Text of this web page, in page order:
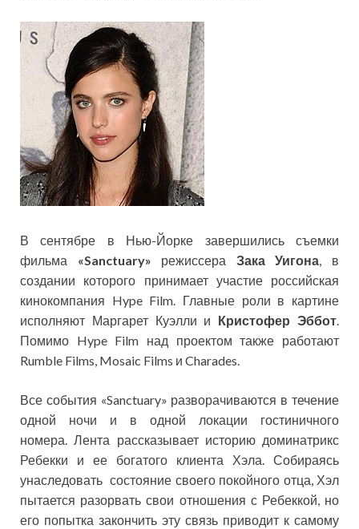
В сентябре в Нью-Йорке завершились съемки
фильма «Sanctuary» режиссера Зака Уигона, в
создании которого принимает участие российская
кинокомпания Hype Film. Главные роли в картине
исполняют Маргарет Куэлли и Кристофер Эббот.
Помимо Hype Film над проектом также работают
Rumble Films, Mosaic Films и Charades.
Все события «Sanctuary» разворачиваются в течение
одной ночи и в одной локации гостиничного
номера. Лента рассказывает историю доминатрикс
Ребекки и ее богатого клиента Хэла. Собираясь
унаследовать состояние своего покойного отца, Хэл
пытается разорвать свои отношения с Ребеккой, но
его попытка закончить эту связь приводит к самому